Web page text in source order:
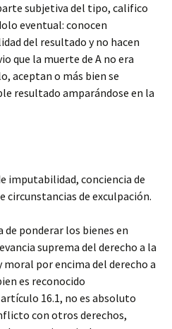
subjetiva del tipo, califico
eventual: conocen
del resultado y no hacen
que la muerte de A no era
aceptan o más bien se
resultado amparándose en la
imputabilidad, conciencia de
circunstancias de exculpación.
ponderar los bienes en
suprema del derecho a la
moral por encima del derecho a
es reconocido
16.1, no es absoluto
con otros derechos,